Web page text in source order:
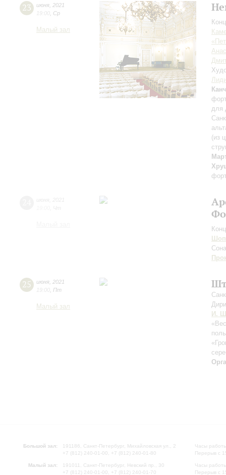
23 июня 2021
19:00 Ср
Малый зал
для
(из
25 июня 2021
19:00 Пт
Малый зал
И.
Большой зал:
191186, Санкт-Петербург, Михайловская ул., 2
+7 (812) 240-01-00, +7 (812) 240-01-80
Малый зал:
191011, Санкт-Петербург, Невский пр., 30
+7 (812) 240-01-00, +7 (812) 240-01-70
Часы
Перерыв с
Часы
Перерыв с